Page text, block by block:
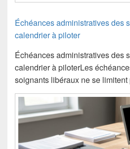
Échéances administratives des
calendrier à piloter
Échéances administratives des
calendrier à piloterLes
soignants libéraux ne se